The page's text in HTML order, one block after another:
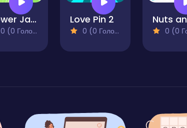
Flower Jam
0 (0 Голосів)
Love Pin 2
0 (0 Голосів) 0 (0